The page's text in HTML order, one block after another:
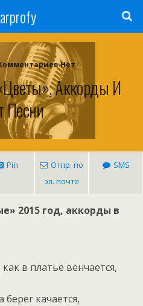
Нет
Аккорды И
Песни
Pin
Отпр. по
эл. почте
SMS
2015 год, аккорды в
в платье венчается,
качается,